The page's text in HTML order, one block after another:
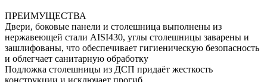
ПРЕИМУЩЕСТВА
Двери, боковые панели и столешница выполнены из
нержавеющей стали AISI430, углы столешницы заварены и
зашлифованы, что обеспечивает гигиеническую безопасность
и облегчает санитарную обработку
Подложка столешницы из ДСП придаёт жесткость
конструкции и исключает прогиб